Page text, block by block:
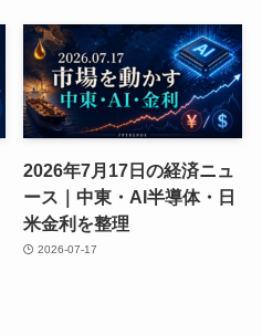
2026年7月17日の経済ニュ
ース｜中東・AI半導体・日
米金利を整理
2026-07-17